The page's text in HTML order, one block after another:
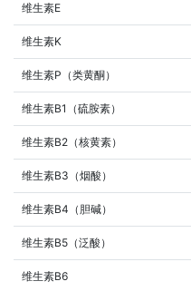
维生素E
维生素K
维生素P（类黄酮）
维生素B1（硫胺素）
维生素B2（核黄素）
维生素B3（烟酸）
维生素B4（胆碱）
维生素B5（泛酸）
维生素B6